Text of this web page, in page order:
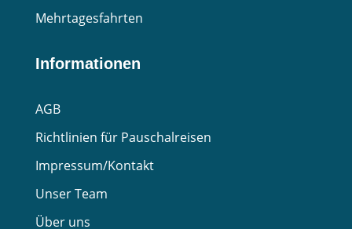
Mehrtagesfahrten
Informationen
AGB
Richtlinien für Pauschalreisen
Impressum/Kontakt
Unser Team
Über uns